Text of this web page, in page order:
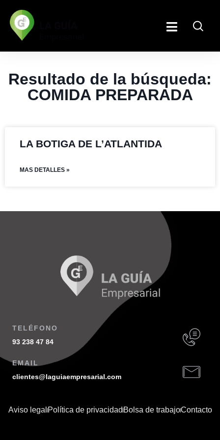
Resultado de la búsqueda:
COMIDA PREPARADA
LA BOTIGA DE L’ATLANTIDA
MAS DETALLES »
TELÉFONO
93 238 47 84
EMAIL
clientes@laguiaempresarial.com
Aviso legal Política de privacidadBolsa de trabajoContacto